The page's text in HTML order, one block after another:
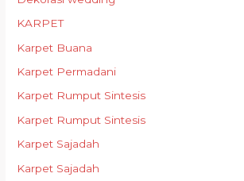
KARPET
Karpet Buana
Karpet Permadani
Karpet Rumput Sintesis
Karpet Rumput Sintesis
Karpet Sajadah
Karpet Sajadah